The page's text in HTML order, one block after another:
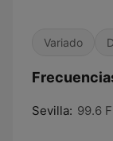
Variado
Sevilla: 99.6